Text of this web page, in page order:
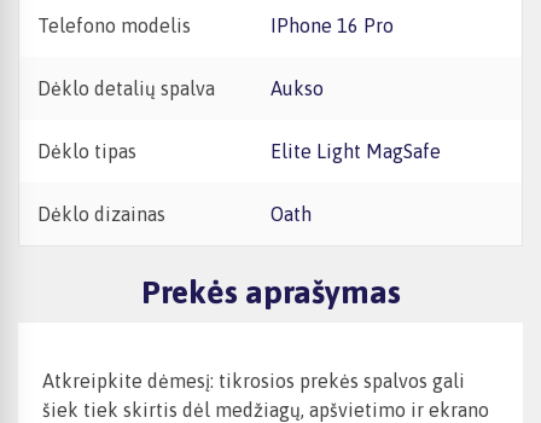
Telefono modelis iPhone 16 Pro
Dėklo detalių spalva Aukso
Dėklo tipas Elite Light MagSafe
Dėklo dizainas Oath
Prekės aprašymas
Atkreipkite dėmesį: tikrosios prekės spalvos gali
šiek tiek skirtis dėl medžiagų, apšvietimo ir ekrano